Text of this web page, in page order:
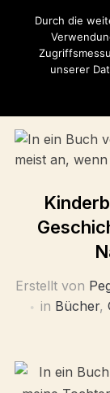
Erstellt von
in Bücher,
Durch die
unserer